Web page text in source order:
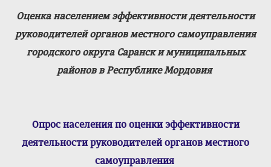
Оценка населением эффективности деятельности
руководителей органов местного самоуправления
городского округа Саранск и муниципальных
районов в Республике Мордовия
Опрос населения по оценки эффективности
деятельности руководителей органов местного
самоуправления